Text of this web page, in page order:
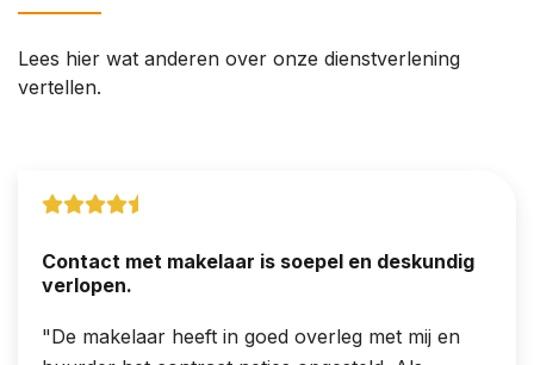
Lees hier wat anderen over onze dienstverlening
vertellen.
Contact met makelaar is soepel en deskundig
verlopen.
De makelaar heeft in goed overleg met mij en